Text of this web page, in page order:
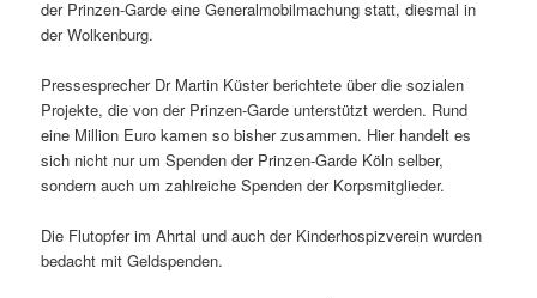
der Prinzen-Garde eine Generalmobilmachung statt, diesmal in
der Wolkenburg.
Pressesprecher Dr Martin Küster berichtete über die sozialen
Projekte, die von der Prinzen-Garde unterstützt werden. Rund
eine Million Euro kamen so bisher zusammen. Hier handelt es
sich nicht nur um Spenden der Prinzen-Garde Köln selber,
sondern auch um zahlreiche Spenden der Korpsmitglieder.
Die Flutopfer im Ahrtal und auch der Kinderhospizverein wurden
bedacht mit Geldspenden.